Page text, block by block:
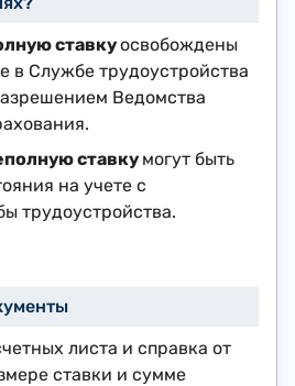
ставкуосвобождены
в Службе трудоустройства
Ведомства
ставку могут быть
на учете с
трудоустройства.
листа и справка от
ставки и сумме